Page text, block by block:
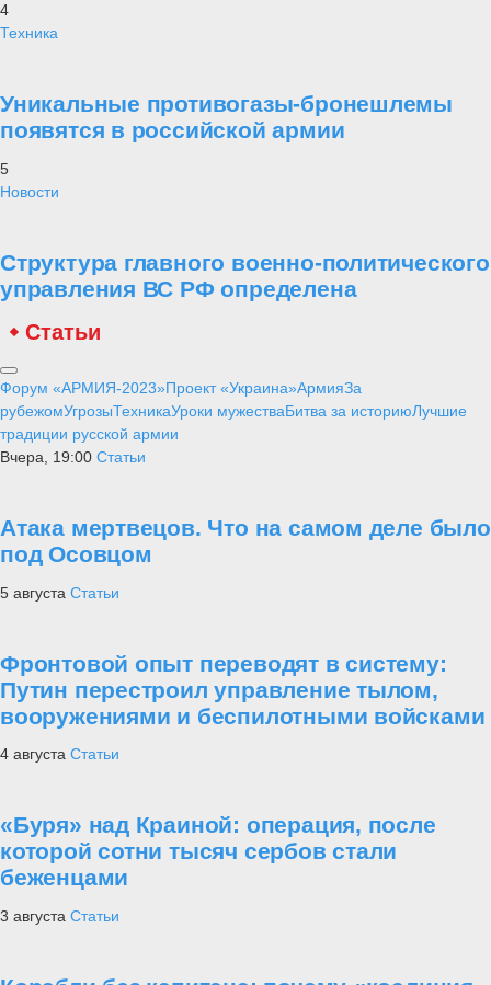
4
Техника
Уникальные противогазы-бронешлемы
появятся в российской армии
5
Новости
Структура главного военно-политического
управления ВС РФ определена
Статьи
Форум «АРМИЯ-2023»Проект «Украина»АрмияЗа
рубежомУгрозыТехникаУроки мужестваБитва за историюЛучшие
традиции русской армии
Вчера, 19:00 Статьи
Атака мертвецов. Что на самом деле было
под Осовцом
5 августа Статьи
Фронтовой опыт переводят в систему:
Путин перестроил управление тылом,
вооружениями и беспилотными войсками
4 августа Статьи
«Буря» над Краиной: операция, после
которой сотни тысяч сербов стали
беженцами
3 августа Статьи